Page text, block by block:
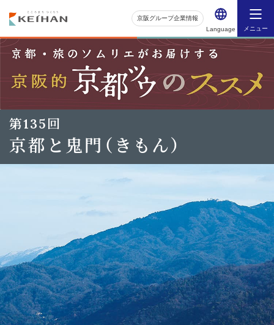
Language メニュー
京阪グループ企業情報
第135回
京都と鬼門（きもん）